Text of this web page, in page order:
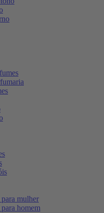
mulher
homem